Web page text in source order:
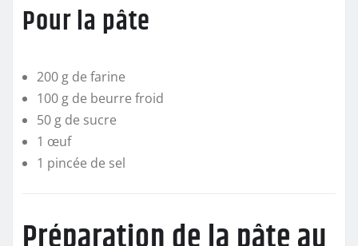
Pour la pâte
200 g de farine
100 g de beurre froid
50 g de sucre
1 œuf
1 pincée de sel